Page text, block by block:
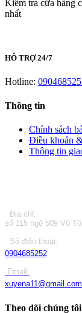
Kiểm tra cửa hàng
nhất
HỖ TRỢ 24/7
Hotline:
Thông tin
Chính sách
Điều khoản
Thông tin
Địa chỉ:
số 115 ngõ 509 Vũ
Số điện thoại:
0904685252
Email:
xuyena11@gmail.com
Theo dõi chúng tôi